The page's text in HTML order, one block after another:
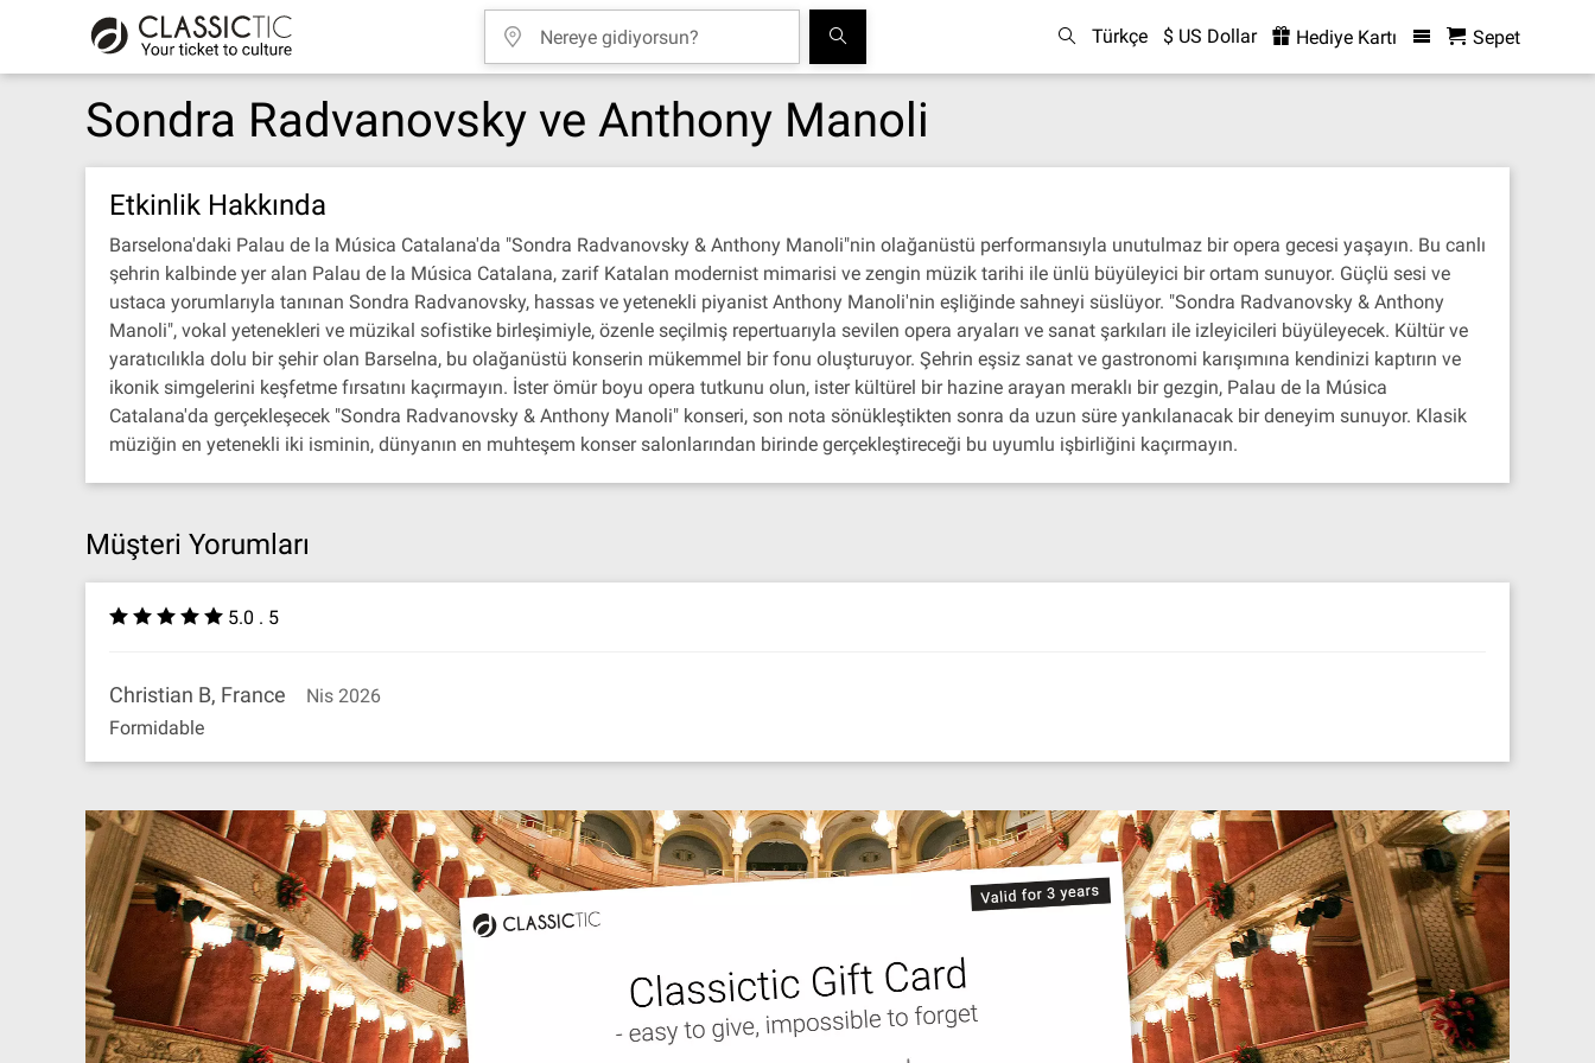
Türkçe $ US Dollar Hediye Kartı Sepet
Sondra Radvanovsky ve Anthony Manoli
Etkinlik Hakkında
Barselona'daki Palau de la Música Catalana'da "Sondra Radvanovsky & Anthony Manoli"nin olağanüstü performansıyla unutulmaz bir opera gecesi yaşayın. Bu canlı
şehrin kalbinde yer alan Palau de la Música Catalana, zarif Katalan modernist mimarisi ve zengin müzik tarihi ile ünlü büyüleyici bir ortam sunuyor. Güçlü sesi ve
ustaca yorumlarıyla tanınan Sondra Radvanovsky, hassas ve yetenekli piyanist Anthony Manoli'nin eşliğinde sahneyi süslüyor. "Sondra Radvanovsky & Anthony
Manoli", vokal yetenekleri ve müzikal sofistike birleşimiyle, özenle seçilmiş repertuarıyla sevilen opera aryaları ve sanat şarkıları ile izleyicileri büyüleyecek. Kültür ve
yaratıcılıkla dolu bir şehir olan Barselna, bu olağanüstü konserin mükemmel bir fonu oluşturuyor. Şehrin eşsiz sanat ve gastronomi karışımına kendinizi kaptırın ve
ikonik simgelerini keşfetme fırsatını kaçırmayın. İster ömür boyu opera tutkunu olun, ister kültürel bir hazine arayan meraklı bir gezgin, Palau de la Música
Catalana'da gerçekleşecek "Sondra Radvanovsky & Anthony Manoli" konseri, son nota sönükleştikten sonra da uzun süre yankılanacak bir deneyim sunuyor. Klasik
müziğin en yetenekli iki isminin, dünyanın en muhteşem konser salonlarından birinde gerçekleştireceği bu uyumlu işbirliğini kaçırmayın.
Müşteri Yorumları
5.0 . 5
Christian B, France
Nis 2026
Formidable